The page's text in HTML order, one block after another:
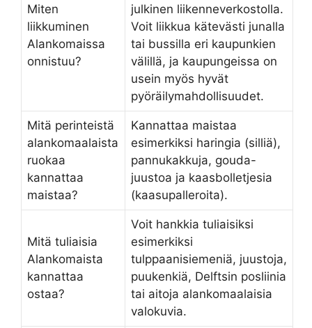
Miten
liikkuminen
Alankomaissa
onnistuu?
julkinen liikenneverkostolla.
Voit liikkua kätevästi junalla
tai bussilla eri kaupunkien
välillä, ja kaupungeissa on
usein myös hyvät
pyöräilymahdollisuudet.
Mitä perinteistä
alankomaalaista
ruokaa
kannattaa
maistaa?
Kannattaa maistaa
esimerkiksi haringia (silliä),
pannukakkuja, gouda-
juustoa ja kaasbolletjesia
(kaasupalleroita).
Mitä tuliaisia
Alankomaista
kannattaa
ostaa?
Voit hankkia tuliaisiksi
esimerkiksi
tulppaanisiemeniä, juustoja,
puukenkiä, Delftsin posliinia
tai aitoja alankomaalaisia
valokuvia.